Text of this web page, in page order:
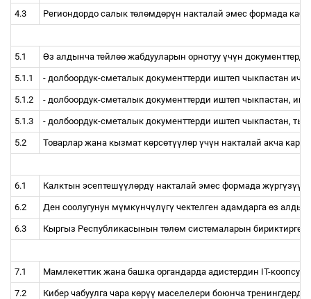
4.3 Региондордо салык төлөмдөрүн накталай эмес формада
5.1 Өз алдынча тейлөө жабдууларын орнотуу үчүн
5.1.1 - долбоордук-сметалык документтерди иштеп чыкпастан
5.1.2 - долбоордук-сметалык документтерди иштеп чыкпастан,
5.1.3 - долбоордук-сметалык документтерди иштеп чыкпастан,
5.2 Товарлар жана кызмат көрсөтүүлөр үчүн накталай акча
6.1 Калктын эсептешүүлөрдү накталай эмес формада жүргүзүү
6.2 Ден соолугунун мүмкүнчүлүгү чектелген адамдарга өз
6.3 Кыргыз Республикасынын төлөм системаларын бириктирген
7.1 Мамлекеттик жана башка органдарда адистердин IT-
7.2 Кибер чабуулга чара көрүү маселелери боюнча тренингдерди